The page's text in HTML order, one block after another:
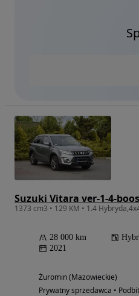
1373 cm3 • 129 KM • 1.4
28 000 km
2021
Żuromin (Mazowieckie)
Prywatny sprzedawca •